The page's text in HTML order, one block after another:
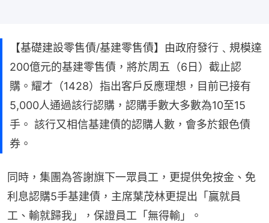
【基礎建設零售債/基建零售債】由政府發行﹑規模達
200億元的基建零售債，將於周五（6日）截止認
購。耀才（1428）指出客戶反應理想，目前已接有
5,000人通過該行認購，認購手數大多數為10至15
手。 該行又相信基建債的認購人數，會多於銀色債
券。
同時，集團為答謝旗下一眾員工，更提供免按金、免
利息認購5手基建債，主席葉茂林更提出「贏就員
工、輸就歸我」，保證員工「無得輸」。